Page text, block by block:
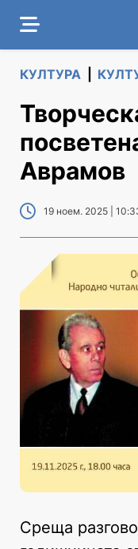
КУЛТУРА
Аврамов
19 ноем. 2025 |
Среща